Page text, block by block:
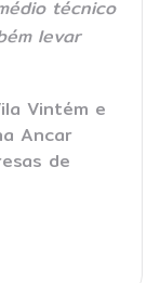
técnico
levar
Vintém e
Ancar
de